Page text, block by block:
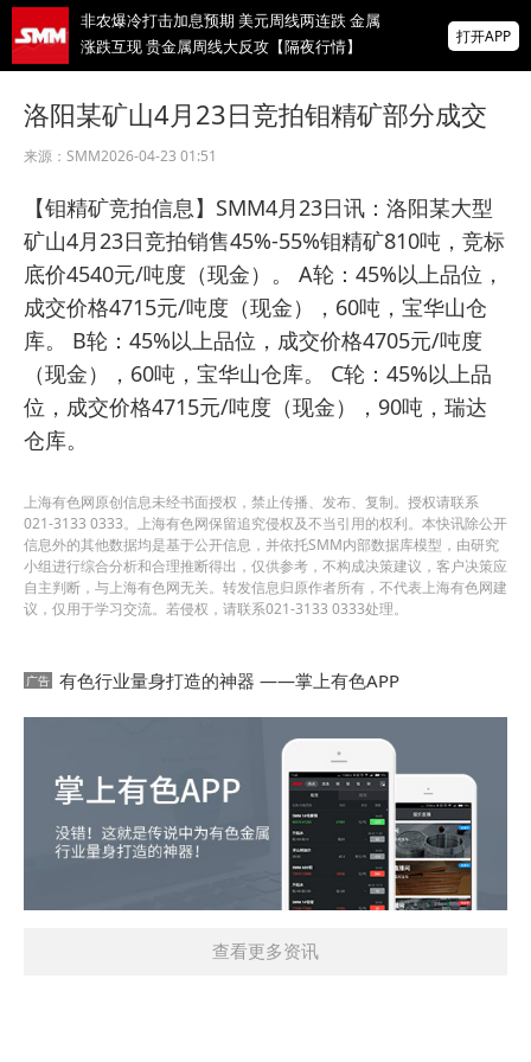
非农爆冷打击加息预期 美元周线两连跌 金属
涨跌互现 贵金属周线大反攻【隔夜行情】
寻锌行业破局发展新机遇
美国拟投30亿美元扶持关键矿产
掌上有色
为有色行业打造的神器
打开APP
洛阳某矿山4月23日竞拍钼精矿部分成交
来源： SMM2026-04-23 01:51
【钼精矿竞拍信息】SMM4月23日讯：洛阳某大型
矿山4月23日竞拍销售45%-55%钼精矿810吨，竞标
底价4540元/吨度（现金）。 A轮：45%以上品位，
成交价格4715元/吨度（现金），60吨，宝华山仓
库。 B轮：45%以上品位，成交价格4705元/吨度
（现金），60吨，宝华山仓库。 C轮：45%以上品
位，成交价格4715元/吨度（现金），90吨，瑞达
仓库。
上海有色网原创信息未经书面授权，禁止传播、发布、复制。授权请联系
021-3133 0333。上海有色网保留追究侵权及不当引用的权利。本快讯除公开
信息外的其他数据均是基于公开信息，并依托SMM内部数据库模型，由研究
小组进行综合分析和合理推断得出，仅供参考，不构成决策建议，客户决策应
自主判断，与上海有色网无关。转发信息归原作者所有，不代表上海有色网建
议，仅用于学习交流。若侵权，请联系021-3133 0333处理。
有色行业量身打造的神器 ——掌上有色APP
查看更多资讯